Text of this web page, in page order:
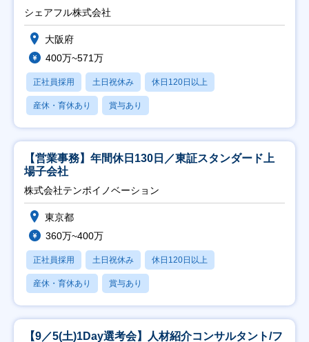
シェアフル株式会社
大阪府
400万~571万
正社員採用 土日祝休み 休日120日以上
産休・育休あり 賞与あり
【営業事務】年間休日130日／東証スタンダード上
場子会社
株式会社テンポイノベーション
東京都
360万~400万
正社員採用 土日祝休み 休日120日以上
産休・育休あり 賞与あり
【9／5(土)1Day選考会】人材紹介コンサルタント/フ